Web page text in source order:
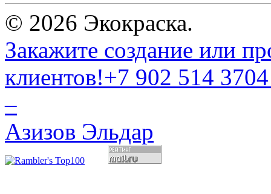
© 2026 Экокраска.
Закажите создание или
клиентов!+7 902 514 3704
–
Азизов Эльдар